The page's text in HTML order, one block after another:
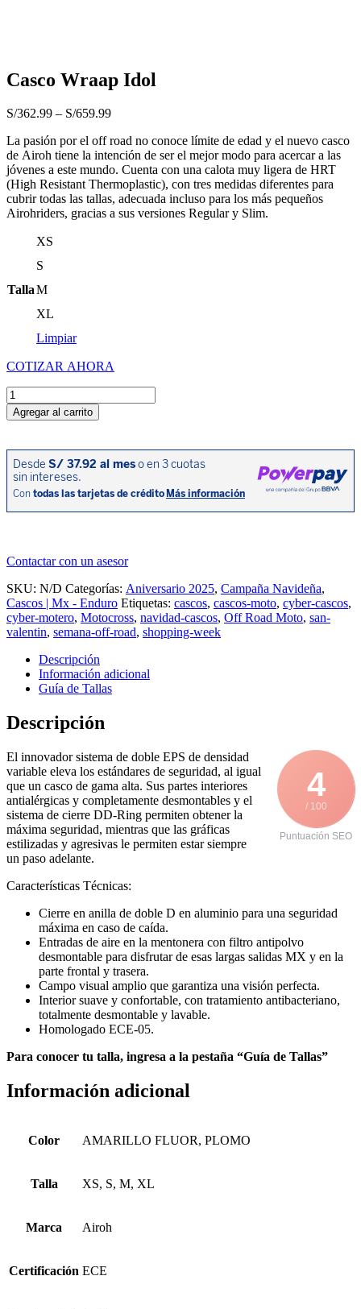
Casco Wraap Idol
S/362.99 – S/659.99
La pasión por el off road no conoce límite de edad y el nuevo casco
de Airoh tiene la intención de ser el mejor modo para acercar a las
jóvenes a este mundo. Cuenta con una calota muy ligera de HRT
(High Resistant Thermoplastic), con tres medidas diferentes para
cubrir todas las tallas, adecuada incluso para los más pequeños
Airohriders, gracias a sus versiones Regular y Slim.
Talla
XS
S
M
XL
Limpiar
COTIZAR AHORA
Casco
Wraap
Idol
Agregar al carrito
Contactar con un asesor
SKU: N/D Categorías: Aniversario 2025, Campaña Navideña,
Cascos | Mx - Enduro Etiquetas: cascos, cascos-moto, cyber-cascos,
cyber-motero, Motocross, navidad-cascos, Off Road Moto, san-
valentin, semana-off-road, shopping-week
Descripción
Información adicional
Guía de Tallas
Descripción
4
/ 100
Puntuación SEO
El innovador sistema de doble EPS de densidad
variable eleva los estándares de seguridad, al igual
que un casco de gama alta. Sus partes interiores
antialérgicas y completamente desmontables y el
sistema de cierre DD-Ring permiten obtener la
máxima seguridad, mientras que las gráficas
estilizadas y agresivas le permiten estar siempre
un paso adelante.
Características Técnicas:
Cierre en anilla de doble D en aluminio para una seguridad
máxima en caso de caída.
Entradas de aire en la mentonera con filtro antipolvo
desmontable para disfrutar de esas largas salidas MX y en la
parte frontal y trasera.
Campo visual amplio que garantiza una visión perfecta.
Interior suave y confortable, con tratamiento antibacteriano,
totalmente desmontable y lavable.
Homologado ECE-05.
Para conocer tu talla, ingresa a la pestaña “Guía de Tallas”
Información adicional
Color AMARILLO FLUOR, PLOMO
Talla XS, S, M, XL
Marca Airoh
Certificación ECE